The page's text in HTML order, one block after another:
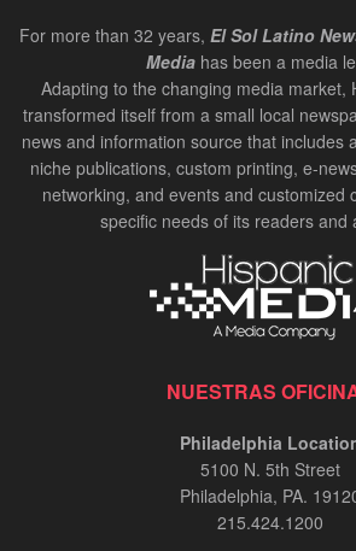
For more than 32 years, El Sol Latino
Media has been a media
Adapting to the changing media market,
transformed itself from a small local
news and information source that includes
niche publications, custom printing, e-
networking, and events and customized
specific needs of its readers and
NUESTRAS
Philadelphia
5100 N. 5th Street
Philadelphia, PA.
215.424.1200